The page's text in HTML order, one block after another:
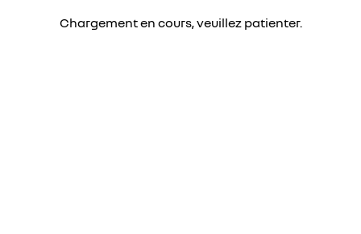
Chargement en cours, veuillez patienter.